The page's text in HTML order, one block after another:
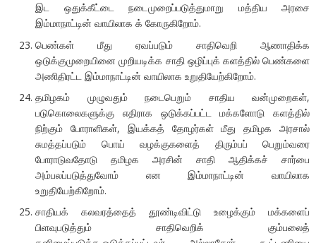
இட ஒதுக்கீட்டை நடைமுறைப்படுத்துமாறு மத்திய அரசை
இம்மாநாட்டின் வாயிலாக க் கோருகிறோம்.
பெண்கள் மீது ஏவப்படும் சாதிவெறி ஆணாதிக்க
ஒடுக்குமுறையினை முறியடிக்க சாதி ஒழிப்புக் களத்தில் பெண்களை
அணிதிரட்ட இம்மாநாட்டின் வாயிலாக உறுதியேற்கிறோம்.
தமிழகம் முழுவதும் நடைபெறும் சாதிய வன்முறைகள்,
படுகொலைகளுக்கு எதிராக ஒடுக்கப்பட்ட மக்களோடு களத்தில்
நிற்கும் போராளிகள், இயக்கத் தோழர்கள் மீது தமிழக அரசால்
சுமத்தப்படும் பொய் வழக்குகளைத் திரும்பப் பெறும்வரை
போராடுவதோடு தமிழக அரசின் சாதி ஆதிக்கச் சார்பை
அம்பலப்படுத்துவோம் என இம்மாநாட்டின் வாயிலாக
உறுதியேற்கிறோம்.
சாதியக் கலவரத்தைத் தூண்டிவிட்டு உழைக்கும் மக்களைப்
பிளவுபடுத்தும் சாதிவெறிக் கும்பலைத்